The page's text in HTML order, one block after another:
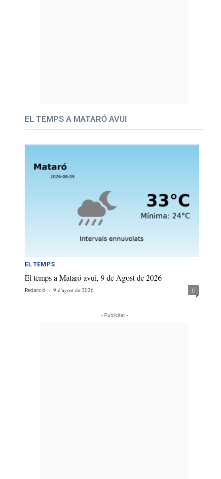
EL TEMPS A MATARÓ AVUI
EL TEMPS
El temps a Mataró avui, 9 de Agost de 2026
Redacció - 9 d'agost de 2026 0
- Publicitat -